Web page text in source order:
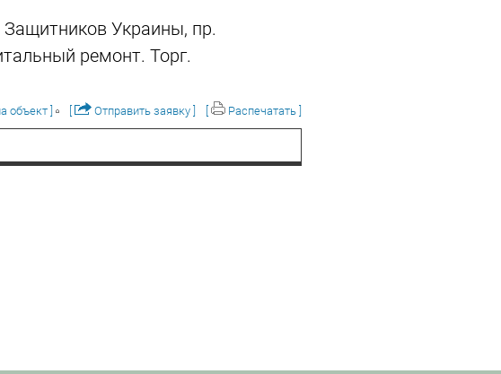
Украины, пр.
ремонт. Торг.
объект ] Отправить заявку ] Распечатать ]